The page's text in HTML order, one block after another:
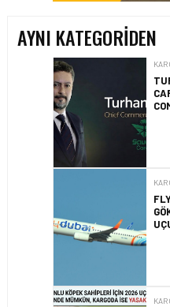
AYNI KATEGORIDEN